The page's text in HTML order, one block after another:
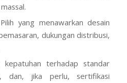
yang menawarkan desain
dukungan distribusi,
kepatuhan terhadap standar
dan, jika perlu, sertifikasi